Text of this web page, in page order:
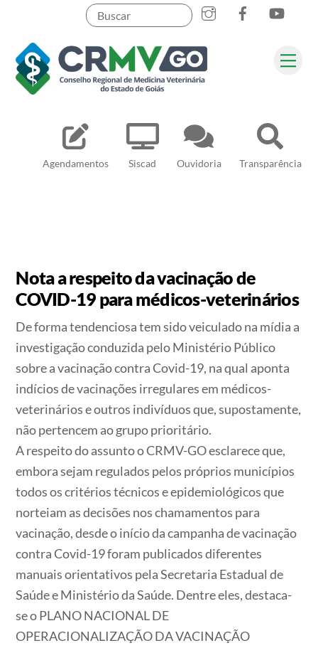
content
Agendamentos Siscad Ouvidoria Transparência
Pesquisar
Nota a respeito da vacinação de
COVID-19 para médicos-veterinários
De forma tendenciosa tem sido veiculado na mídia a
investigação conduzida pelo Ministério Público
sobre a vacinação contra Covid-19, na qual aponta
indícios de vacinações irregulares em médicos-
veterinários e outros indivíduos que, supostamente,
não pertencem ao grupo prioritário.
A respeito do assunto o CRMV-GO esclarece que,
embora sejam regulados pelos próprios municípios
todos os critérios técnicos e epidemiológicos que
norteiam as decisões nos chamamentos para
vacinação, desde o início da campanha de vacinação
contra Covid-19 foram publicados diferentes
manuais orientativos pela Secretaria Estadual de
Saúde e Ministério da Saúde. Dentre eles, destaca-
se o PLANO NACIONAL DE
OPERACIONALIZAÇÃO DA VACINAÇÃO